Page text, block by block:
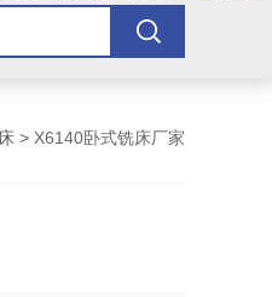
> X6140卧式铣床厂家